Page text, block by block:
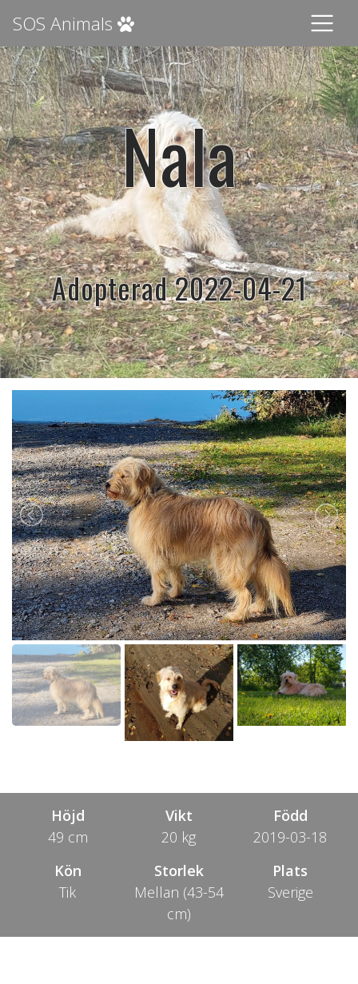
SOS Animals
Nala
Adopterad 2022-04-21
Höjd
49 cm
Vikt
20 kg
Född
2019-03-18
Kön
Tik
Storlek
Mellan (43-54
cm)
Plats
Sverige